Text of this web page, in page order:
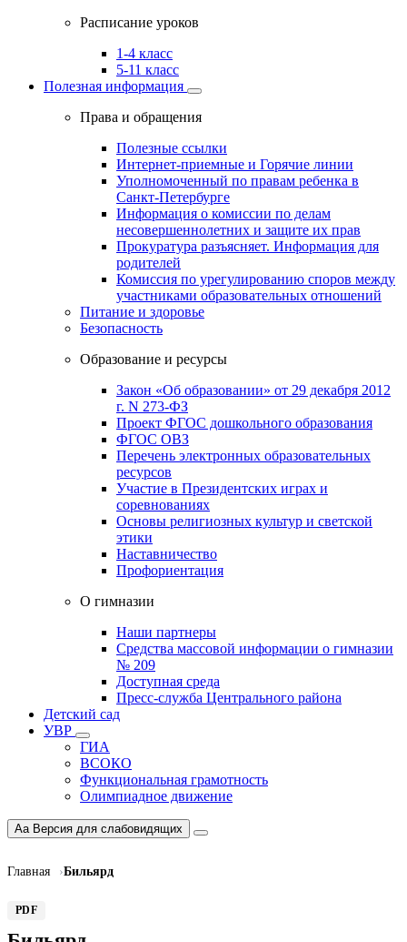
Расписание уроков
1-4 класс
5-11 класс
Полезная информация
Права и обращения
Полезные ссылки
Интернет-приемные и Горячие линии
Уполномоченный по правам ребенка в
Санкт-Петербурге
Информация о комиссии по делам
несовершеннолетних и защите их прав
Прокуратура разъясняет. Информация для
родителей
Комиссия по урегулированию споров между
участниками образовательных отношений
Питание и здоровье
Безопасность
Образование и ресурсы
Закон «Об образовании» от 29 декабря 2012
г. N 273-ФЗ
Проект ФГОС дошкольного образования
ФГОС ОВЗ
Перечень электронных образовательных
ресурсов
Участие в Президентских играх и
соревнованиях
Основы религиозных культур и светской
этики
Наставничество
Профориентация
О гимназии
Наши партнеры
Средства массовой информации о гимназии
№ 209
Доступная среда
Пресс-служба Центрального района
Детский сад
УВР
ГИА
ВСОКО
Функциональная грамотность
Олимпиадное движение
Aa Версия для слабовидящих
Главная Бильярд
PDF